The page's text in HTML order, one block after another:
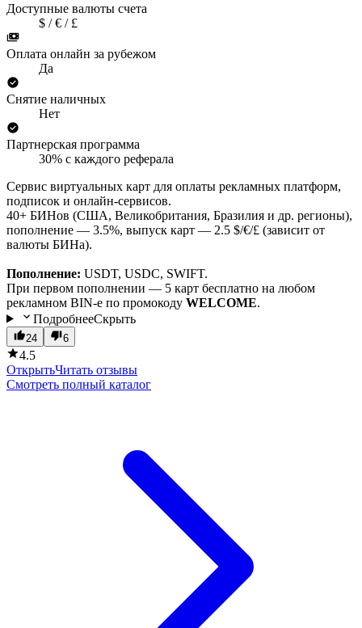
Доступные валюты счета
$ / € / £
Оплата онлайн за рубежом
Да
Снятие наличных
Нет
Партнерская программа
30% с каждого реферала
Сервис виртуальных карт для оплаты рекламных платформ,
подписок и онлайн-сервисов.
40+ БИНов (США, Великобритания, Бразилия и др. регионы),
пополнение — 3.5%, выпуск карт — 2.5 $/€/£ (зависит от
валюты БИНа).
Пополнение: USDT, USDC, SWIFT.
При первом пополнении — 5 карт бесплатно на любом
рекламном BIN-е по промокоду WELCOME.
ПодробнееСкрыть
24 6
4.5
ОткрытьЧитать отзывы
Смотреть полный каталог